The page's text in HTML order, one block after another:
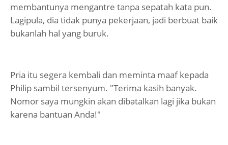
membantunya mengantre tanpa sepatah kata pun.
Lagipula, dia tidak punya pekerjaan, jadi berbuat baik
bukanlah hal yang buruk.
Pria itu segera kembali dan meminta maaf kepada
Philip sambil tersenyum. "Terima kasih banyak.
Nomor saya mungkin akan dibatalkan lagi jika bukan
karena bantuan Anda!"